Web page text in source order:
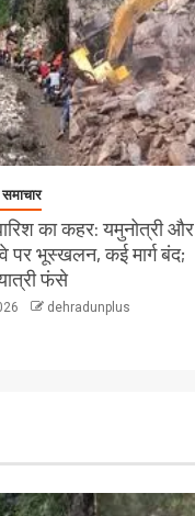
समाचार
का कहर: यमुनोत्री और
पर भूस्खलन, कई मार्ग बंद;
फंसे
dehradunplus